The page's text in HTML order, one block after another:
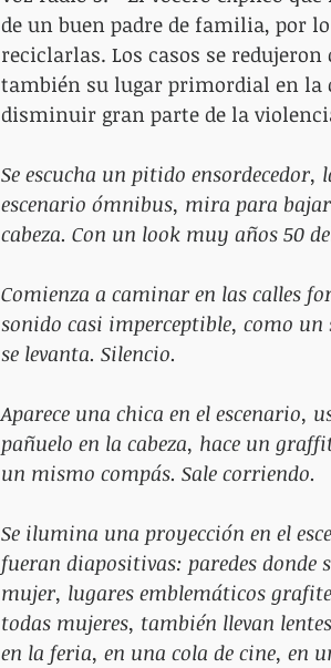
de un buen padre de familia, por
reciclarlas. Los casos se
también su lugar primordial en la
disminuir gran parte de la
Se escucha un pitido ensordecedor,
escenario ómnibus, mira para
cabeza. Con un look muy años 50
Comienza a caminar en las calles
sonido casi imperceptible, como un
se levanta. Silencio.
Aparece una chica en el escenario,
pañuelo en la cabeza, hace un
un mismo compás. Sale corriendo.
Se ilumina una proyección en el
fueran diapositivas: paredes donde
mujer, lugares emblemáticos
todas mujeres, también llevan
en la feria, en una cola de cine, en